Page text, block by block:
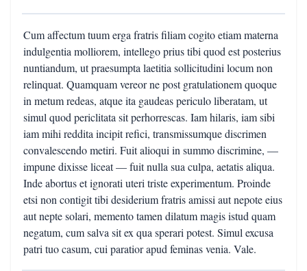
Cum affectum tuum erga fratris filiam cogito etiam materna
indulgentia molliorem, intellego prius tibi quod est posterius
nuntiandum, ut praesumpta laetitia sollicitudini locum non
relinquat. Quamquam vereor ne post gratulationem quoque
in metum redeas, atque ita gaudeas periculo liberatam, ut
simul quod periclitata sit perhorrescas. Iam hilaris, iam sibi
iam mihi reddita incipit refici, transmissumque discrimen
convalescendo metiri. Fuit alioqui in summo discrimine, —
impune dixisse liceat — fuit nulla sua culpa, aetatis aliqua.
Inde abortus et ignorati uteri triste experimentum. Proinde
etsi non contigit tibi desiderium fratris amissi aut nepote eius
aut nepte solari, memento tamen dilatum magis istud quam
negatum, cum salva sit ex qua sperari potest. Simul excusa
patri tuo casum, cui paratior apud feminas venia. Vale.